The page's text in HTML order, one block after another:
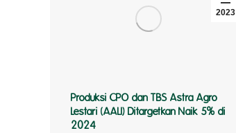
2023
Produksi CPO dan TBS Astra Agro
Lestari (AALI) Ditargetkan Naik 5% di
2024